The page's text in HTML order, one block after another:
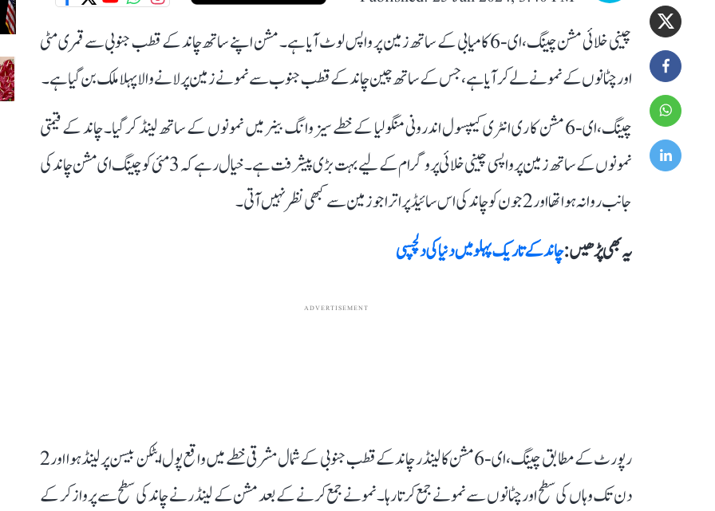
چینی خلائی مشن چینگ،ای-6 کامیابی کے ساتھ زمین پر واپس لوٹ آیا ہے۔ مشن اپنے ساتھ چاند کے قطب جنوبی سے قمری مٹی
اور چٹانوں کے نمونے لے کر آیا ہے، جس کے ساتھ چین چاند کے قطب جنوب سے نمونے زمین پر لانے والا پہلا ملک بن گیا ہے۔
چینگ،ای-6 مشن کا ری انٹری کیپسول اندرونی منگولیا کے خطے سیزوانگ بینر میں نمونوں کے ساتھ لینڈ کر گیا۔ چاند کے قیمتی
نمونوں کے ساتھ زمین پر واپسی چینی خلائی پروگرام کے لیے بہت بڑی پیشرفت ہے۔ خیال رہے کہ 3 مئی کو چینگ ای مشن چاند کی
جانب روانہ ہوا تھا اور 2 جون کو چاند کی اس سائیڈ پر اترا جو زمین سے کبھی نظر نہیں آتی۔
یہ بھی پڑھیں :چاند کے تاریک پہلو میں دنیا کی دلچسپی
ADVERTISEMENT
رپورٹ کے مطابق چینگ،ای-6 مشن کا لینڈر چاند کے قطب جنوبی کے شمال مشرقی خطے میں واقع پول ایٹکن بیسن پر لینڈ ہوا اور 2
دن تک وہاں کی سطح اور چٹانوں سے نمونے جمع کرتا رہا۔ نمونے جمع کرنے کے بعد مشن کے لینڈر نے چاند کی سطح سے پرواز کر کے